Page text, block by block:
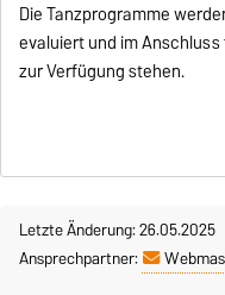
Die Tanzprogramme
evaluiert und im
zur Verfügung stehen.
Letzte Änderung: 26.05.2025
Ansprechpartner: